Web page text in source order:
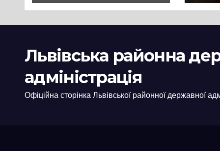
триває
Львівська районна
адміністрація
Офіційна сторінка Львівської районної державної